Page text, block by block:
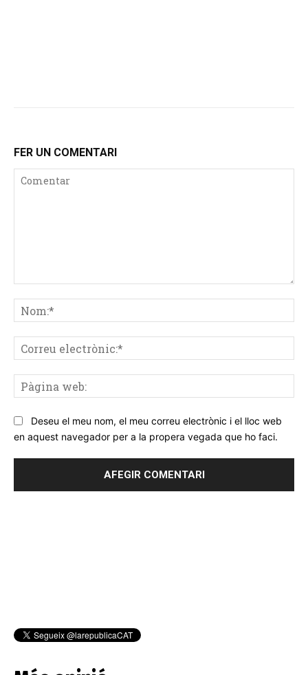
FER UN COMENTARI
Deseu el meu nom, el meu correu electrònic i el lloc web
en aquest navegador per a la propera vegada que ho faci.